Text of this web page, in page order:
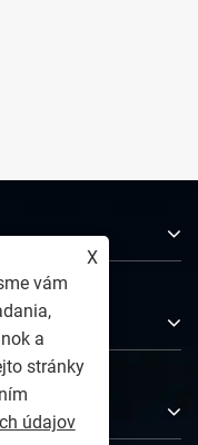
X
vám
a
stránky
údajov